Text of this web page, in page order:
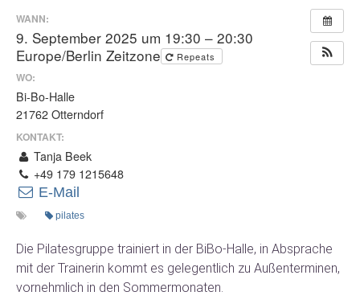
WANN:
9. September 2025 um 19:30 – 20:30
Europe/Berlin Zeitzone
Repeats
WO:
Bi-Bo-Halle
21762 Otterndorf
KONTAKT:
Tanja Beek
+49 179 1215648
E-Mail
pilates
Die Pilatesgruppe trainiert in der BiBo-Halle, in Absprache
mit der Trainerin kommt es gelegentlich zu Außenterminen,
vornehmlich in den Sommermonaten.